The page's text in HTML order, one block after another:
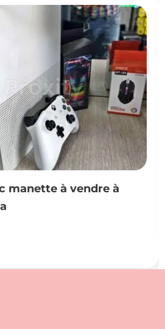
manette à vendre à